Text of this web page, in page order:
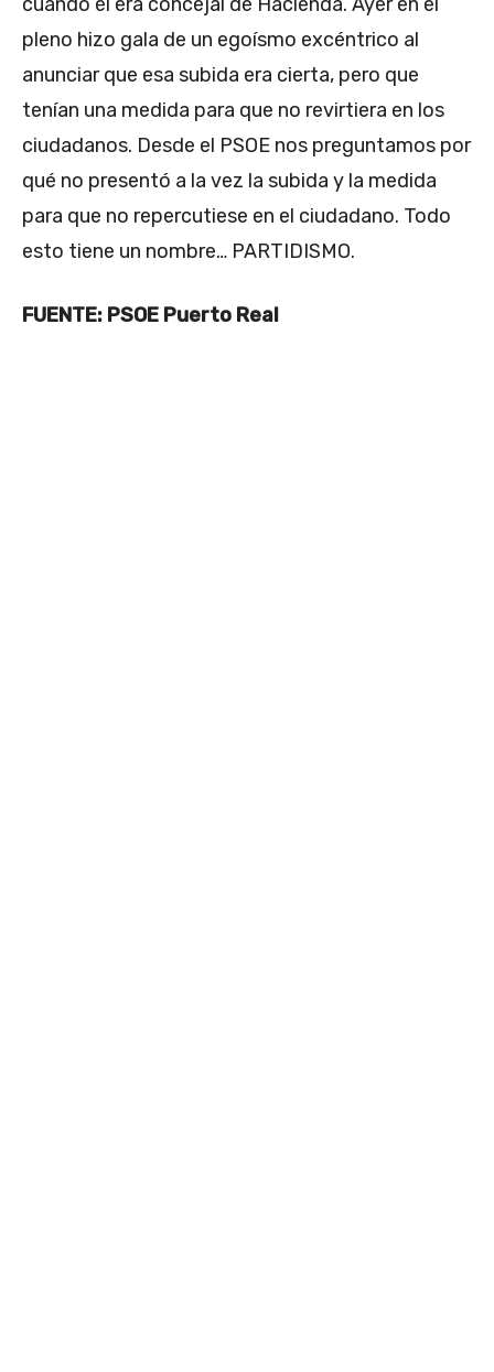
pleno hizo gala de un egoísmo excéntrico al
anunciar que esa subida era cierta, pero que
tenían una medida para que no revirtiera en los
ciudadanos. Desde el PSOE nos preguntamos por
qué no presentó a la vez la subida y la medida
para que no repercutiese en el ciudadano. Todo
esto tiene un nombre… PARTIDISMO.
FUENTE: PSOE Puerto Real